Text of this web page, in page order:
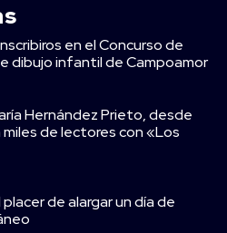
en el Concurso de
dibujo infantil de Campoamor
Hernández Prieto, desde
de lectores con «Los
de alargar un día de